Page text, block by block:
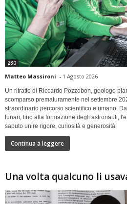
280
Matteo Massironi - 1 Agosto 2026
Un ritratto di Riccardo Pozzobon, geologo
scomparso prematuramente nel settembre
straordinario percorso scientifico e umano.
lunari, fino alla formazione degli astronauti,
saputo unire rigore, curiosità e generosità
Continua a leggere
Una volta qualcuno li